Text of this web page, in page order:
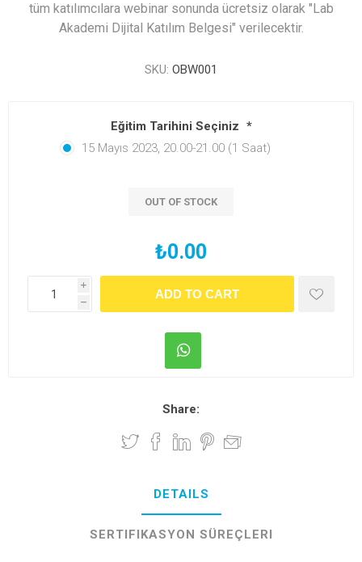
tüm katılımcılara webinar sonunda ücretsiz olarak "Lab
Akademi Dijital Katılım Belgesi" verilecektir.
SKU: OBW001
Eğitim Tarihini Seçiniz *
15 Mayıs 2023, 20.00-21.00 (1 Saat)
OUT OF STOCK
₺0.00
i
h
Share:
DETAILS
SERTIFIKASYON SÜREÇLERI